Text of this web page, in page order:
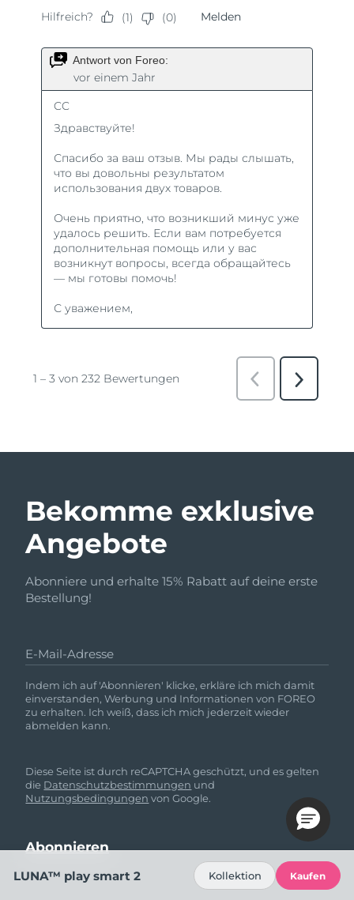
Bekomme exklusive
Angebote
Abonniere und erhalte 15% Rabatt auf deine erste
Bestellung!
E-Mail-Adresse
Indem ich auf 'Abonnieren' klicke, erkläre ich mich damit
einverstanden, Werbung und Informationen von FOREO
zu erhalten. Ich weiß, dass ich mich jederzeit wieder
abmelden kann.
Diese Seite ist durch reCAPTCHA geschützt, und es gelten
die Datenschutzbestimmungen und
Nutzungsbedingungen von Google.
LUNA™ play smart 2 Kollektion Kaufen